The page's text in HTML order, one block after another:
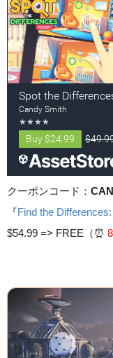
クーポンコード：
『Find the
$54.99 => FREE（⏰️